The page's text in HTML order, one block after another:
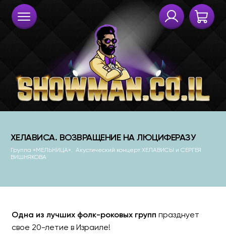
Одна из лучших фолк-роковых групп празднует
свое 20-летие в Израиле!